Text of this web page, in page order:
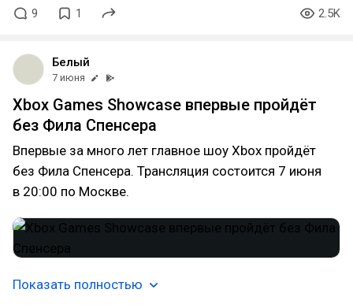
9 1 2.5K
Белый
7 июня
Xbox Games Showcase впервые пройдёт
без Фила Спенсера
Впервые за много лет главное шоу Xbox пройдёт
без Фила Спенсера. Трансляция состоится 7 июня
в 20:00 по Москве.
Показать полностью